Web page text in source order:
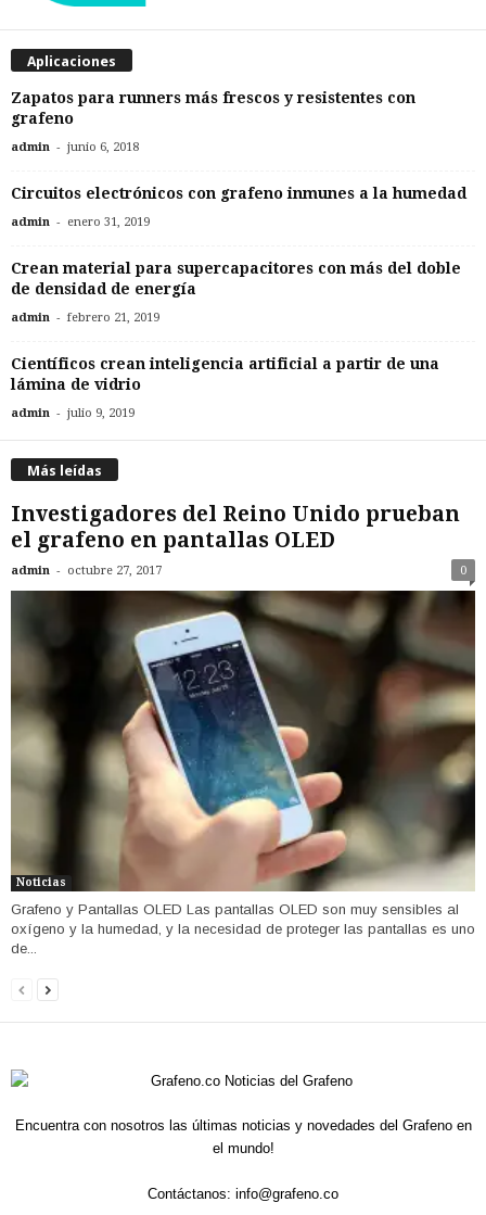
Aplicaciones
Zapatos para runners más frescos y resistentes con
grafeno
admin - junio 6, 2018
Circuitos electrónicos con grafeno inmunes a la humedad
admin - enero 31, 2019
Crean material para supercapacitores con más del doble
de densidad de energía
admin - febrero 21, 2019
Científicos crean inteligencia artificial a partir de una
lámina de vidrio
admin - julio 9, 2019
Más leídas
Investigadores del Reino Unido prueban
el grafeno en pantallas OLED
admin - octubre 27, 2017 0
Noticias
Grafeno y Pantallas OLED Las pantallas OLED son muy sensibles al
oxígeno y la humedad, y la necesidad de proteger las pantallas es uno
de...
Encuentra con nosotros las últimas noticias y novedades del Grafeno en
el mundo!
Contáctanos: info@grafeno.co